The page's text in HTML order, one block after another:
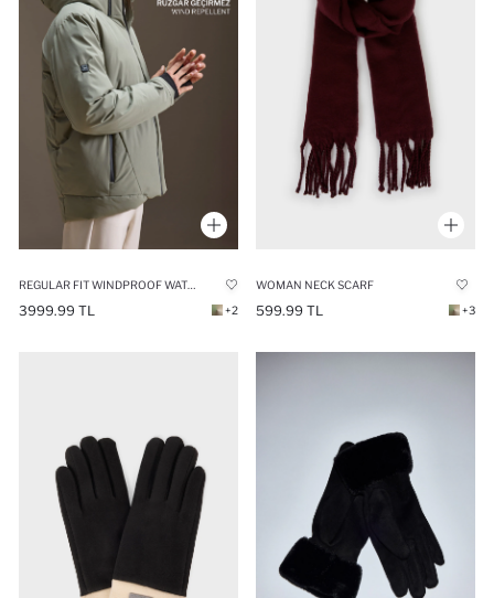
REGULAR FIT WINDPROOF WATERPROOF USB HEATED PUFFER JACKET
3999.99 TL +2
WOMAN NECK SCARF
599.99 TL +3